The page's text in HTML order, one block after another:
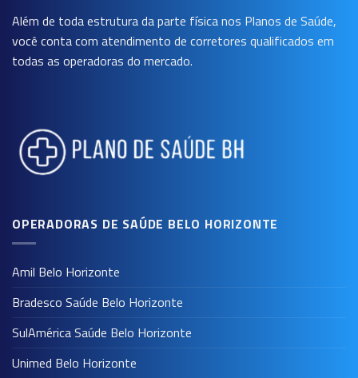
Além de toda estrutura da parte física nos Planos de Saúde,
você conta com atendimento de corretores qualificados em
todas as operadoras do mercado.
OPERADORAS DE SAÚDE BELO HORIZONTE
Amil Belo Horizonte
Bradesco Saúde Belo Horizonte
SulAmérica Saúde Belo Horizonte
Unimed Belo Horizonte